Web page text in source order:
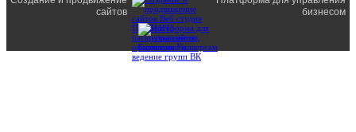
сайтов
бизнесом